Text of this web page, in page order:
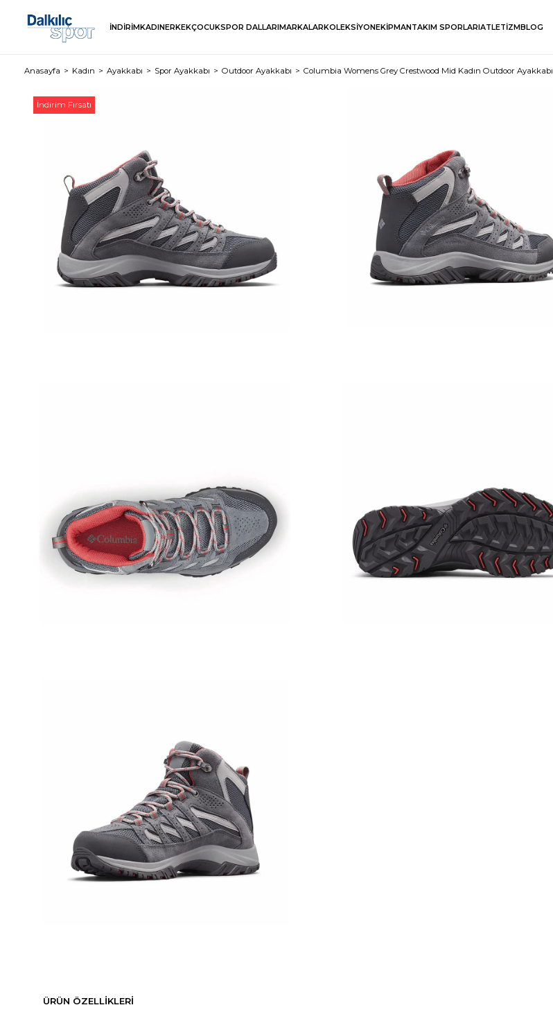
İNDİRİMKADINERKEKÇOCUKSPOR DALLARIMARKALARKOLEKSİYONEKİPMANTAKIM SPORLARIATLETİZMBLOG
Anasayfa Kadın Ayakkabı Spor Ayakkabı Outdoor Ayakkabı Columbia Womens Grey Crestwood Mid Kadın Outdoor Ayakkabı
İndirim Fırsatı
ÜRÜN ÖZELLIKLERI